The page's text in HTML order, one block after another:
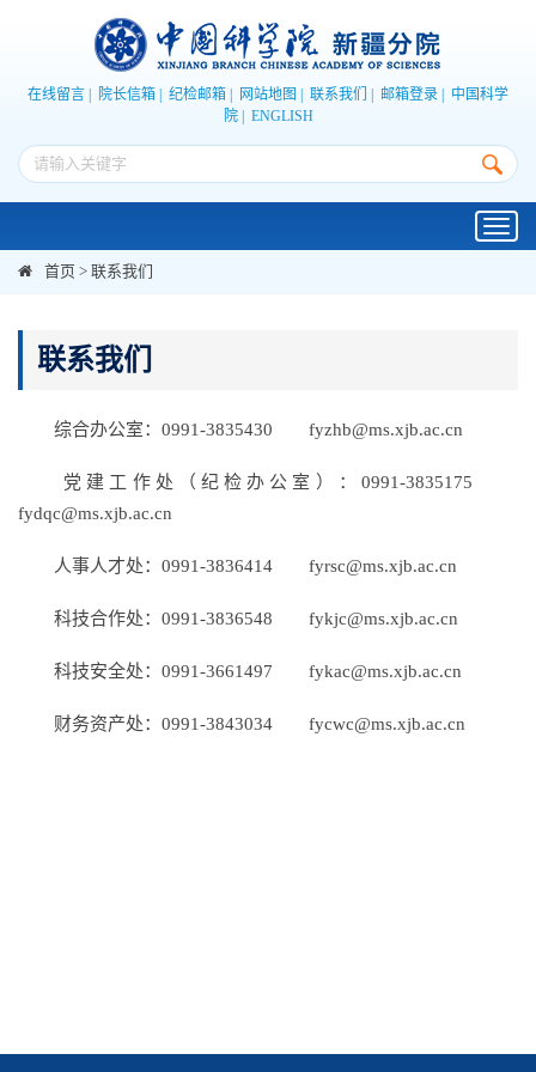
在线留言 院长信箱 纪检邮箱 网站地图 联系我们 邮箱登录
中国科学
院| ENGLISH
首页 > 联系我们
联系我们
综合办公室：0991-3835430 fyzhb@ms.xjb.ac.cn
党建工作处（纪检办公室）：0991-3835175
fydqc@ms.xjb.ac.cn
人事人才处：0991-3836414 fyrsc@ms.xjb.ac.cn
科技合作处：0991-3836548 fykjc@ms.xjb.ac.cn
科技安全处：0991-3661497 fykac@ms.xjb.ac.cn
财务资产处：0991-3843034 fycwc@ms.xjb.ac.cn